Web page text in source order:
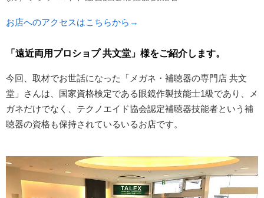
お店へのアクセスはこちらから→
「遠近両用プロショプ 共文堂」様をご紹介します。
今回、取材でお世話になった「メガネ・補聴器の専門店 共文
堂」さんは、国家資格検定である眼鏡作製技能士1級であり、メ
ガネだけでなく、テクノエイド協会認定補聴器技能者という補
聴器の資格も保持されているいるお店です。